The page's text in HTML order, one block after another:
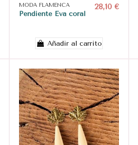
MODA FLAMENCA
Pendiente Eva coral
28,10 €
Añadir al carrito